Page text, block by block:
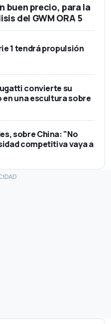
buen precio, para la
del GWM ORA 5
1 tendrá propulsión
convierte su
una escultura sobre
sobre China: "No
competitiva vaya a